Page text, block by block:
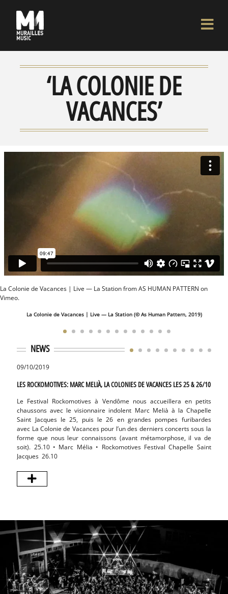
‘LA COLONIE DE
VACANCES’
La Colonie de Vacances | Live — La StationfromAS HUMAN PATTERN on
Vimeo.
La Colonie de Vacances | Live — La Station (© As Human Pattern, 2019)
NEWS
09/10/2019
LES ROCKOMOTIVES: MARC MELIÀ, LA COLONIES DE VACANCES LES 25 & 26/10
Le Festival Rockomotives à Vendôme nous accueillera en petits
chaussons avec le visionnaire indolent Marc Melià à la Chapelle
Saint Jacques le 25, puis le 26 en grandes pompes furibardes
avec La Colonie de Vacances pour l’un des derniers concerts sous la
forme que nous leur connaissons (avant métamorphose, il va de
soit). 25.10 • Marc Mélia • Rockomotives Festival Chapelle Saint
Jacques 26.10
‘La
l’avez